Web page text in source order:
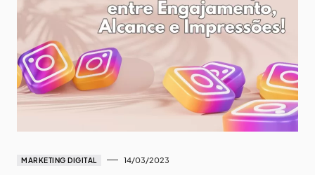
MARKETING DIGITAL 14/03/2023